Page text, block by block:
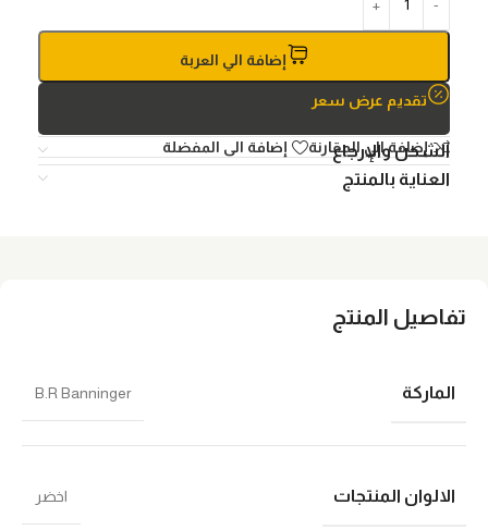
إضافة الي العربة
تقديم عرض سعر
إضافة الي المقارنة إضافة الى المفضلة
الشحن والإرجاع
العناية بالمنتج
تفاصيل المنتج
الماركة B.R Banninger
الالوان المنتجات اخضر